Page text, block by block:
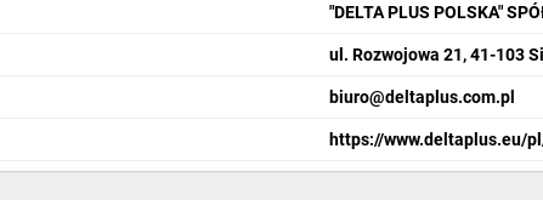
"DELTA PLUS POLSKA"
ul. Rozwojowa 21, 41-103
biuro@deltaplus.com.pl
https://www.deltaplus.eu/